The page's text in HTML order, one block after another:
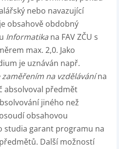
nebo navazující
obsahově obdobný
Informatika na FAV ZČU s
max. 2,0. Jako
je uznáván např.
na vzdělávánína
absolvoval předmět
jiného než
obsahovou
studia garant programu na
Další možností